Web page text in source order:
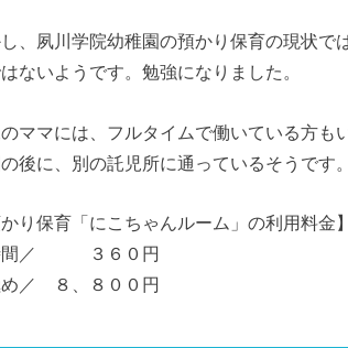
し、夙川学院幼稚園の預かり保育の現状
ないようです。勉強になりました。
ママには、フルタイムで働いている方
後に、別の託児所に通っているそうです。
かり保育「にこちゃんルーム」の利用料金】
間／ ３６０円
め／ ８、８００円